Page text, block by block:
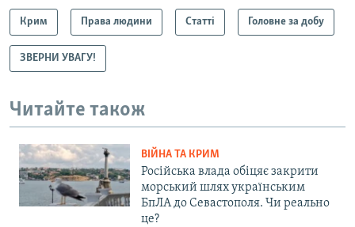
Крим Права людини Статті Головне за добу
ЗВЕРНИ УВАГУ!
Читайте також
ВІЙНА ТА КРИМ
Російська влада обіцяє закрити
морський шлях українським
БпЛА до Севастополя. Чи реально
це?